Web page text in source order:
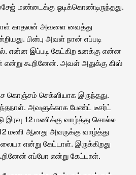
மண்டைக்கு ஓடிக்கொண்டிருந்தது.
காதலன் அவளை வைத்து
பின்பு அவள் நான் எப்படி
என்ன இப்படி கேட்கிற உனக்கு என்ன
கூறினேன். அவள் அதுக்கு கிஸ்
கொஞ்சம் செக்ஸியாக இருந்தது.
அவளுக்காக பேண்ட் டீசர்ட்
இரவு 12 மணிக்கு வாழ்த்து சொல்ல
மணி ஆனது அவருக்கு வாழ்த்து
என்று கேட்டாள். இருக்கிறது
எப்போ என்று கேட்டாள்.